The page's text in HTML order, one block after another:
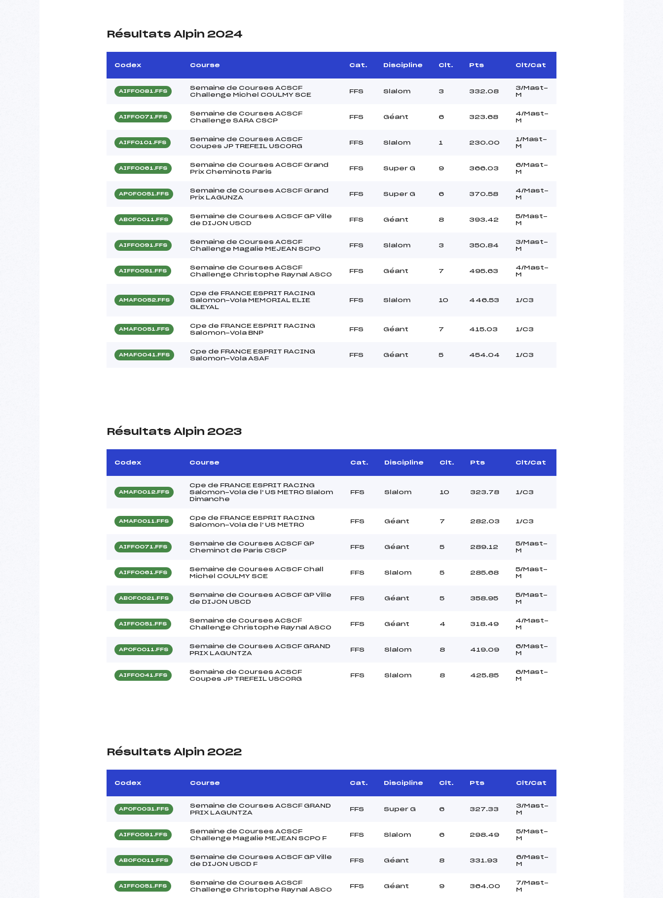
Résultats Alpin 2024
Codex Course Cat. Discipline Clt. Pts Clt/Cat
AIFF0081.FFS
Semaine de Courses ACSCF
Challenge Michel COULMY SCE
FFS Slalom 3 332.08
3/Mast-
M
AIFF0071.FFS
Semaine de Courses ACSCF
Challenge SARA CSCP
FFS Géant 6 323.68
4/Mast-
M
AIFF0101.FFS
Semaine de Courses ACSCF
Coupes JP TREFEIL USCORG
FFS Slalom 1 230.00
1/Mast-
M
AIFF0061.FFS
Semaine de Courses ACSCF Grand
Prix Cheminots Paris
FFS Super G 9 366.03
6/Mast-
M
APOF0051.FFS
Semaine de Courses ACSCF Grand
Prix LAGUNZA
FFS Super G 6 370.58
4/Mast-
M
ABOF0011.FFS
Semaine de Courses ACSCF GP Ville
de DIJON USCD
FFS Géant 8 393.42
5/Mast-
M
AIFF0091.FFS
Semaine de Courses ACSCF
Challenge Magalie MEJEAN SCPO
FFS Slalom 3 350.84
3/Mast-
M
AIFF0051.FFS
Semaine de Courses ACSCF
Challenge Christophe Raynal ASCO
FFS Géant 7 495.63
4/Mast-
M
AMAF0052.FFS
Cpe de FRANCE ESPRIT RACING
Salomon-Vola MEMORIAL ELIE
GLEYAL
FFS Slalom 10 446.53 1/C3
AMAF0051.FFS
Cpe de FRANCE ESPRIT RACING
Salomon-Vola BNP
FFS Géant 7 415.03 1/C3
AMAF0041.FFS
Cpe de FRANCE ESPRIT RACING
Salomon-Vola ASAF
FFS Géant 5 454.04 1/C3
Résultats Alpin 2023
Codex Course Cat. Discipline Clt. Pts Clt/Cat
AMAF0012.FFS
Cpe de FRANCE ESPRIT RACING
Salomon-Vola de l' US METRO Slalom
Dimanche
FFS Slalom 10 323.78 1/C3
AMAF0011.FFS
Cpe de FRANCE ESPRIT RACING
Salomon-Vola de l' US METRO
FFS Géant 7 282.03 1/C3
AIFF0071.FFS
Semaine de Courses ACSCF GP
Cheminot de Paris CSCP
FFS Géant 5 289.12
5/Mast-
M
AIFF0061.FFS
Semaine de Courses ACSCF Chall
Michel COULMY SCE
FFS Slalom 5 285.68
5/Mast-
M
ABOF0021.FFS
Semaine de Courses ACSCF GP Ville
de DIJON USCD
FFS Géant 5 358.95
5/Mast-
M
AIFF0051.FFS
Semaine de Courses ACSCF
Challenge Christophe Raynal ASCO
FFS Géant 4 318.49
4/Mast-
M
APOF0011.FFS
Semaine de Courses ACSCF GRAND
PRIX LAGUNTZA
FFS Slalom 8 419.09
6/Mast-
M
AIFF0041.FFS
Semaine de Courses ACSCF
Coupes JP TREFEIL USCORG
FFS Slalom 8 425.85
6/Mast-
M
Résultats Alpin 2022
Codex Course Cat. Discipline Clt. Pts Clt/Cat
APOF0031.FFS
Semaine de Courses ACSCF GRAND
PRIX LAGUNTZA
FFS Super G 6 327.33
3/Mast-
M
AIFF0091.FFS
Semaine de Courses ACSCF
Challenge Magalie MEJEAN SCPO F
FFS Slalom 6 298.49
5/Mast-
M
ABOF0011.FFS
Semaine de Courses ACSCF GP Ville
de DIJON USCD F
FFS Géant 8 331.93
6/Mast-
M
AIFF0051.FFS
Semaine de Courses ACSCF
Challenge Christophe Raynal ASCO
FFS Géant 9 364.00
7/Mast-
M